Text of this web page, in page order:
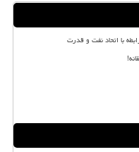
با اتحاد نفت و قدرت